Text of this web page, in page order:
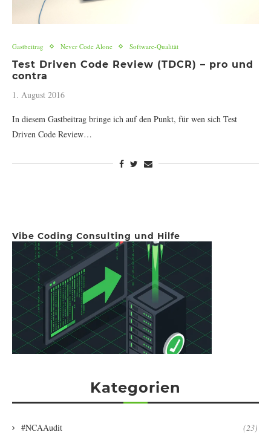
Gastbeitrag Never Code Alone Software-Qualität
Test Driven Code Review (TDCR) – pro und
contra
1. August 2016
In diesem Gastbeitrag bringe ich auf den Punkt, für wen sich Test
Driven Code Review…
Vibe Coding Consulting und Hilfe
Kategorien
#NCAAudit (23)